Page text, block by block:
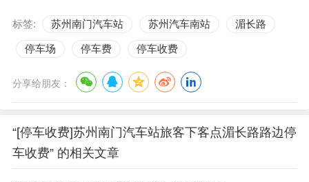
标签: 苏州南门汽车站 苏州汽车南站 湄长路
停车场 停车费 停车收费
分享给朋友：
“[停车收费]苏州南门汽车站旅客下客点湄长路路边停
车收费” 的相关文章